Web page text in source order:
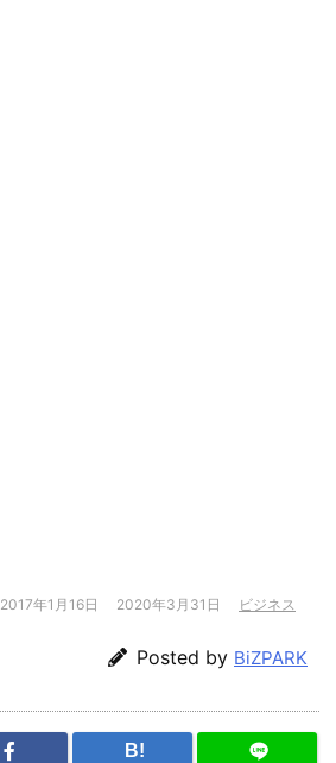
2017年1月16日 2020年3月31日 ビジネス
Posted by BiZPARK
B!